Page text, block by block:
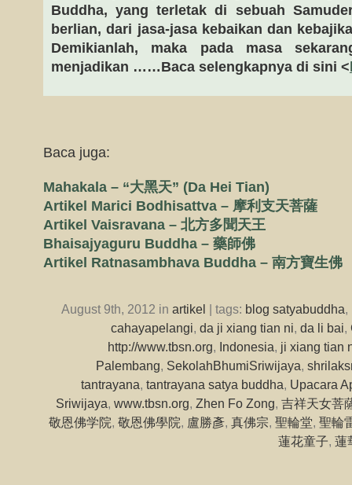
Buddha, yang terletak di sebuah
berlian, dari jasa-jasa kebaikan dan
Demikianlah, maka pada masa
menjadikan ……Baca selengkapnya di sini <
Baca juga:
Mahakala – “大黑天” (Da Hei Tian)
Artikel Marici Bodhisattva – 摩利支天菩薩
Artikel Vaisravana – 北方多聞天王
Bhaisajyaguru Buddha – 藥師佛
Artikel Ratnasambhava Buddha – 南方寶生佛
August 9th, 2012 in artikel | tags: blog satyabuddha,
cahayapelangi, da ji xiang tian ni, da li bai,
http://www.tbsn.org, Indonesia, ji xiang tian
Palembang, SekolahBhumiSriwijaya,
tantrayana, tantrayana satya buddha, Upacara
Sriwijaya, www.tbsn.org, Zhen Fo Zong, 吉祥天女菩
敬恩佛学院, 敬恩佛學院, 盧勝彥, 真佛宗, 聖輪堂, 聖輪
蓮花童子, 蓮